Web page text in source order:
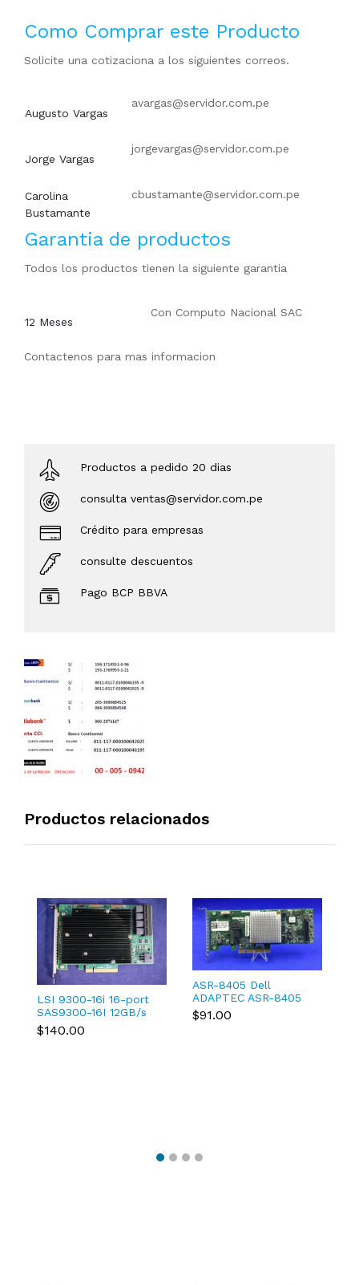
Como Comprar este Producto
Solicite una cotizaciona a los siguientes correos.
Augusto Vargas
avargas@servidor.com.pe
Jorge Vargas
jorgevargas@servidor.com.pe
Carolina
Bustamante
cbustamante@servidor.com.pe
Garantia de productos
Todos los productos tienen la siguiente garantia
12 Meses
Con Computo Nacional SAC
Contactenos para mas informacion
Productos a pedido 20 dias
consulta ventas@servidor.com.pe
Crédito para empresas
consulte descuentos
Pago BCP BBVA
Productos relacionados
LSI 9300-16i 16-port
SAS9300-16I 12GB/s
Host Bus Adapter 03-
25600-01B
$140.00
ASR-8405 Dell
ADAPTEC ASR-8405
TXCMC SAS/SATA
12Gb/s RAID
$91.00